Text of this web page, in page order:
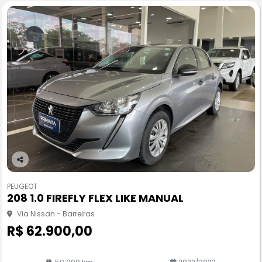
Co
pa
rtil
he
PEUGEOT
208 1.0 FIREFLY FLEX LIKE MANUAL
Via Nissan - Barreiras
R$ 62.900,00